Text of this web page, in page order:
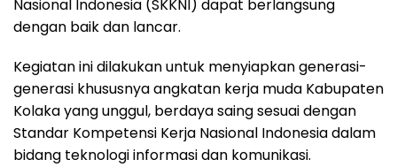
Nasional Indonesia (SKKNI) dapat berlangsung
dengan baik dan lancar.
Kegiatan ini dilakukan untuk menyiapkan generasi-
generasi khususnya angkatan kerja muda Kabupaten
Kolaka yang unggul, berdaya saing sesuai dengan
Standar Kompetensi Kerja Nasional Indonesia dalam
bidang teknologi informasi dan komunikasi.